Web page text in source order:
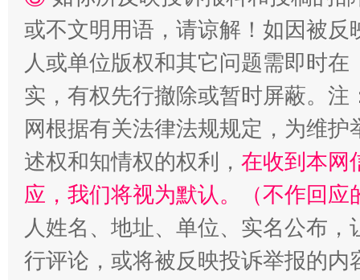
招工难、用工荒背后
或不文明用语，请谅解！如因被
人或单位版权和其它问题需即时在
实，有权先行撤除或暂时屏蔽。
网根据有关法律法规规定，为维
述权和知情权的权利， 在收到本网
应，我们将视为默认。（不作回应
人姓名、地址、单位、实名公布
行评论，或将被反映投诉举报的